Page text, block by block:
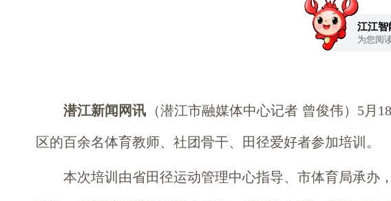
江江智
为您阅
潜江新闻网讯 （潜江市融媒体中心记者 曾俊伟）5月
区的百余名体育教师、社团骨干、田径爱好者参加培训。
本次培训由省田径运动管理中心指导、市体育局承办